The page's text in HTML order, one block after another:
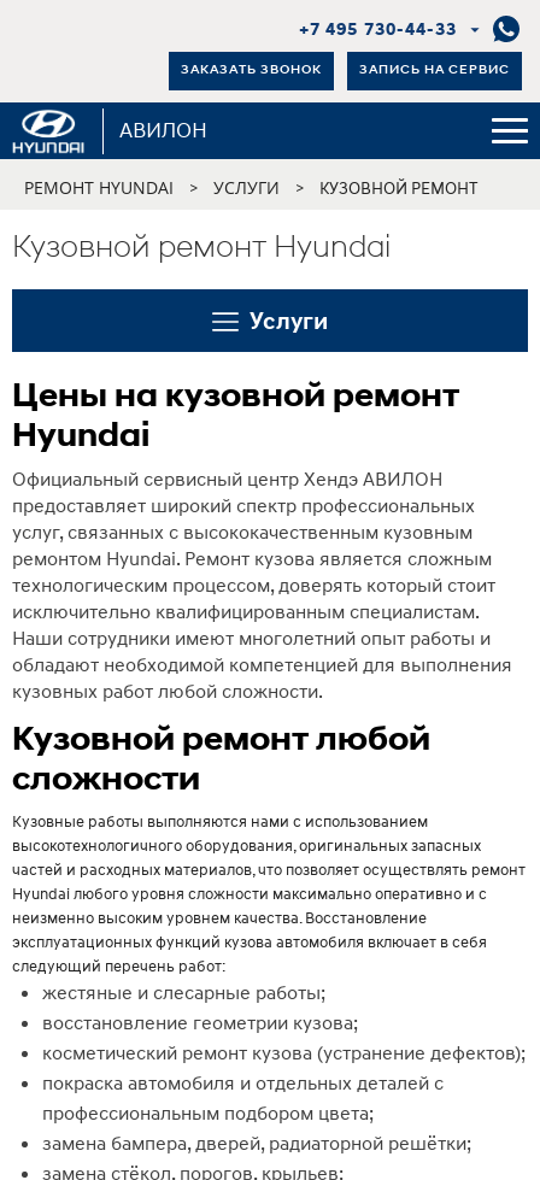
+7 495 730-44-33
ЗАКАЗАТЬ ЗВОНОК ЗАПИСЬ НА СЕРВИС
АВИЛОН
РЕМОНТ HYUNDAI > УСЛУГИ > КУЗОВНОЙ РЕМОНТ
Кузовной ремонт Hyundai
Услуги
Цены на кузовной ремонт
Hyundai
Официальный сервисный центр Хендэ АВИЛОН
предоставляет широкий спектр профессиональных
услуг, связанных с высококачественным кузовным
ремонтом Hyundai. Ремонт кузова является сложным
технологическим процессом, доверять который стоит
исключительно квалифицированным специалистам.
Наши сотрудники имеют многолетний опыт работы и
обладают необходимой компетенцией для выполнения
кузовных работ любой сложности.
Кузовной ремонт любой
сложности
Кузовные работы выполняются нами с использованием
высокотехнологичного оборудования, оригинальных запасных
частей и расходных материалов, что позволяет осуществлять ремонт
Hyundai любого уровня сложности максимально оперативно и с
неизменно высоким уровнем качества. Восстановление
эксплуатационных функций кузова автомобиля включает в себя
следующий перечень работ:
жестяные и слесарные работы;
восстановление геометрии кузова;
косметический ремонт кузова (устранение дефектов);
покраска автомобиля и отдельных деталей с
профессиональным подбором цвета;
замена бампера, дверей, радиаторной решётки;
замена стёкол, порогов, крыльев;